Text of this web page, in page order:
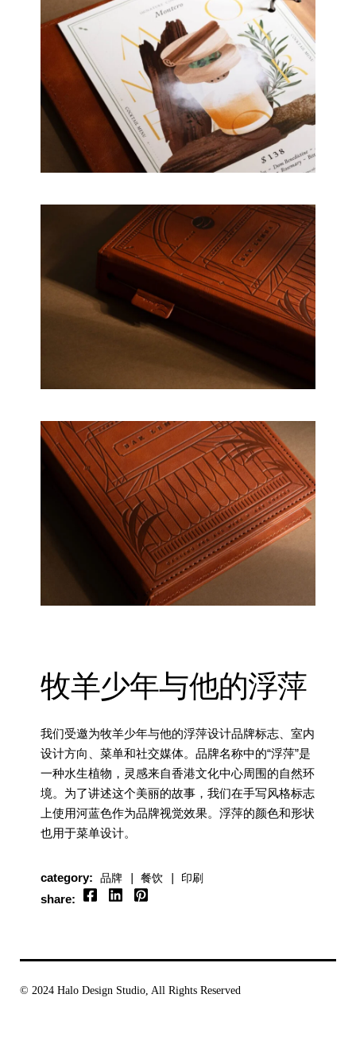
牧羊少年与他的浮萍
我们受邀为牧羊少年与他的浮萍设计品牌标志、室内
设计方向、菜单和社交媒体。品牌名称中的“浮萍”是
一种水生植物，灵感来自香港文化中心周围的自然环
境。为了讲述这个美丽的故事，我们在手写风格标志
上使用河蓝色作为品牌视觉效果。浮萍的颜色和形状
也用于菜单设计。
category: 品牌 餐饮 印刷
share:
© 2024 Halo Design Studio, All Rights Reserved